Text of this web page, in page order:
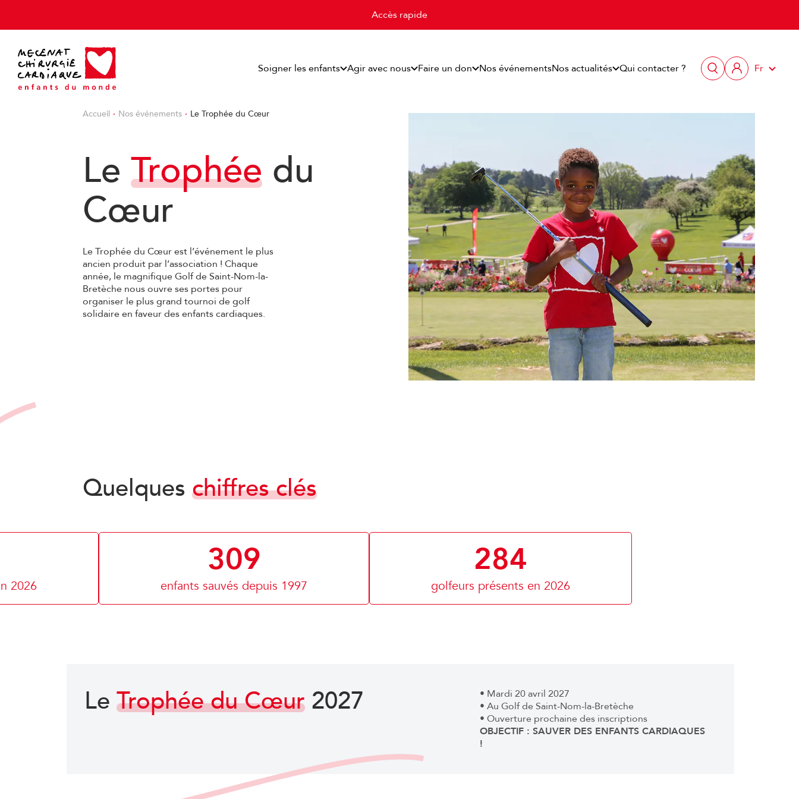
Accès rapide
Soigner les enfants Agir avec nous Faire un don Nos événementsNos actualités Qui contacter ? Fr
Accueil Nos événements Le Trophée du Cœur
LeTrophée du
Cœur
Le Trophée du Cœur est l’événement le plus
ancien produit par l’association ! Chaque
année, le magnifique Golf de Saint-Nom-la-
Bretèche nous ouvre ses portes pour
organiser le plus grand tournoi de golf
solidaire en faveur des enfants cardiaques.
Quelqueschiffres clés
2026
309
enfants sauvés depuis 1997
284
golfeurs présents en 2026
LeTrophée du Cœur 2027
• Mardi 20 avril 2027
• Au Golf de Saint-Nom-la-Bretèche
• Ouverture prochaine des inscriptions
OBJECTIF : SAUVER DES ENFANTS CARDIAQUES
!